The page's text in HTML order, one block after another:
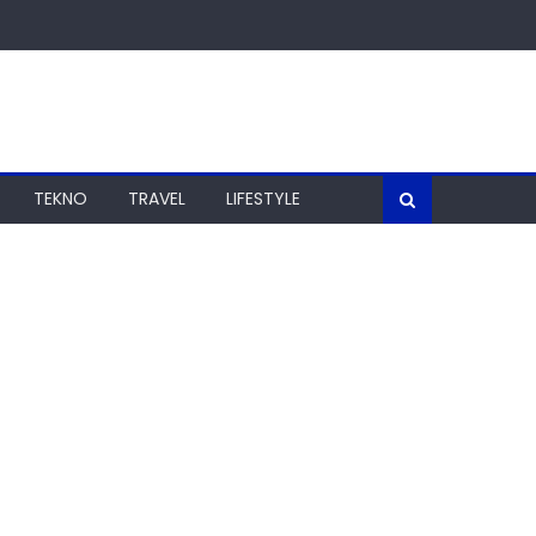
TEKNO TRAVEL LIFESTYLE